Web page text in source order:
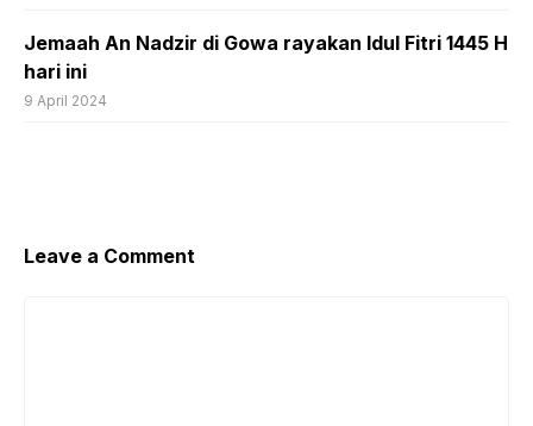
Jemaah An Nadzir di Gowa rayakan Idul Fitri 1445 H
hari ini
9 April 2024
Leave a Comment